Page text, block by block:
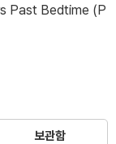
Past Bedtime (P
보관함